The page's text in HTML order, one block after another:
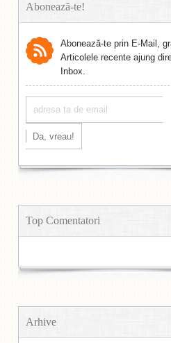
Abonează-te!
Abonează-te prin E-Mail,
Articolele recente ajung
Inbox.
Top Comentatori
Arhive